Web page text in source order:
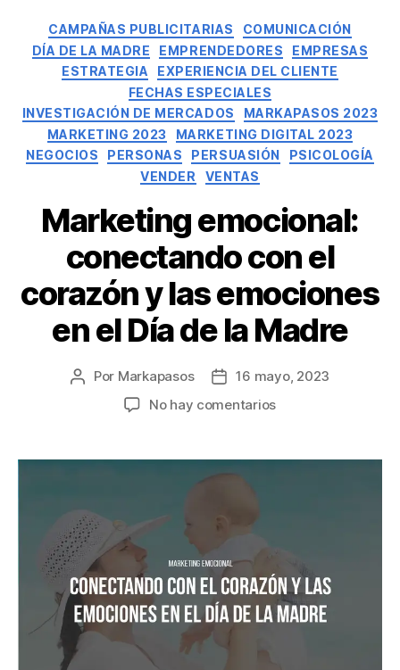
CAMPAÑAS PUBLICITARIAS
COMUNICACIÓN
DÍA DE LA MADRE
EMPRENDEDORES
EMPRESAS
ESTRATEGIA
EXPERIENCIA DEL CLIENTE
FECHAS ESPECIALES
INVESTIGACIÓN DE MERCADOS
MARKAPASOS 2023
MARKETING 2023
MARKETING DIGITAL 2023
NEGOCIOS
PERSONAS PERSUASIÓN
PSICOLOGÍA
VENDER
VENTAS
Marketing emocional:
conectando con el
corazón y las emociones
en el Día de la Madre
Por Markapasos
16 mayo, 2023
No hay comentarios